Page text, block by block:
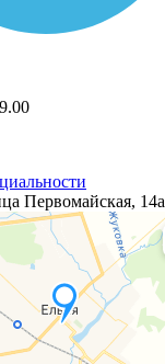
​Первомайская, 14а